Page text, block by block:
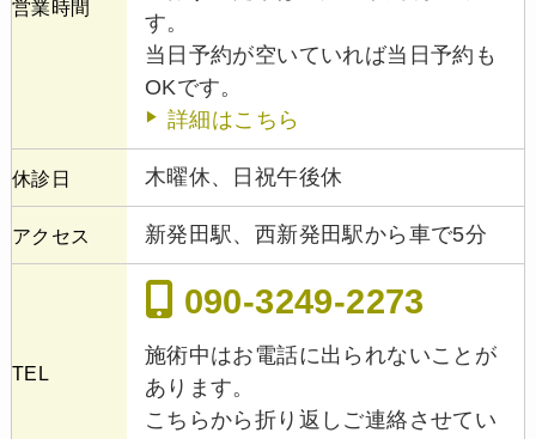
営業時間
す。
当日予約が空いていれば当日予約も
OKです。
詳細はこちら
休診日 木曜休、日祝午後休
アクセス 新発田駅、西新発田駅から車で5分
TEL
090-3249-2273
施術中はお電話に出られないことが
あります。
こちらから折り返しご連絡させてい